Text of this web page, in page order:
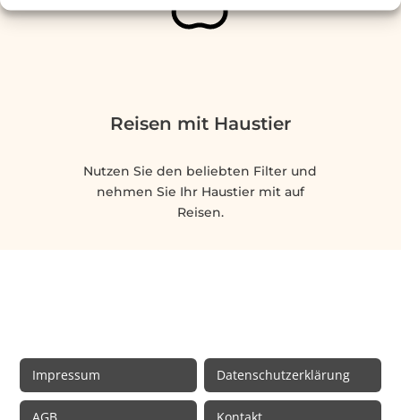
Reisen mit Haustier
Nutzen Sie den beliebten Filter und
nehmen Sie Ihr Haustier mit auf
Reisen.
Impressum Datenschutzerklärung
AGB Kontakt